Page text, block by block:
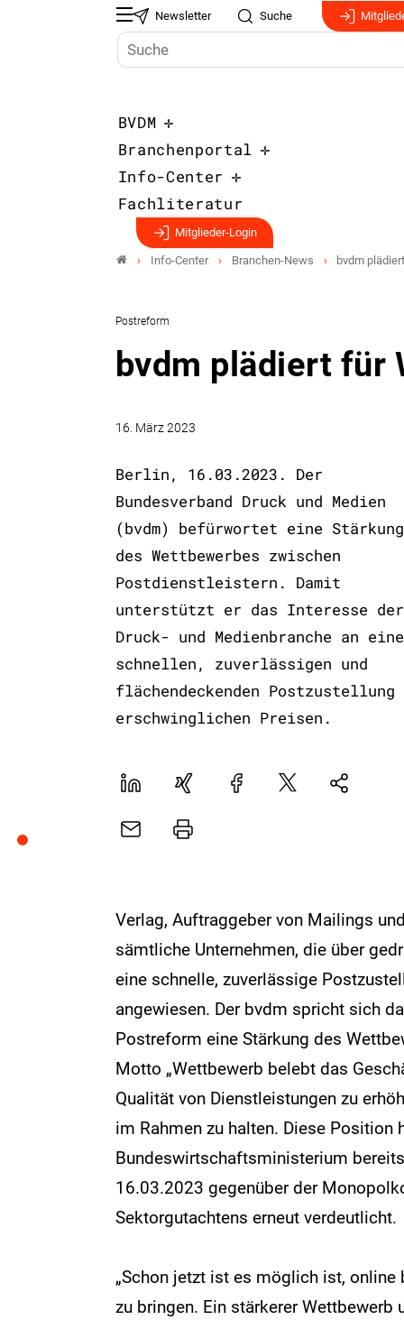
Newsletter Suche
BVDM
Branchenportal
Info-Center
Fachliteratur
Mitglieder-Login
Info-Center Branchen-News bvdm
Postreform
bvdm plädiert für
16. März 2023
Berlin, 16.03.2023. Der
Bundesverband Druck und Medien
(bvdm) befürwortet eine Stärkung
des Wettbewerbes zwischen
Postdienstleistern. Damit
unterstützt er das Interesse der
Druck- und Medienbranche an
schnellen, zuverlässigen und
flächendeckenden Postzustellung
erschwinglichen Preisen.
LinekdInXing FacebookPlattformNatives
E-
Drucker
Verlag, Auftraggeber von Mailings
sämtliche Unternehmen, die über
eine schnelle, zuverlässige
angewiesen. Der bvdm spricht sich
Postreform eine Stärkung des
Motto „Wettbewerb belebt das
Qualität von Dienstleistungen zu
im Rahmen zu halten. Diese Position
Bundeswirtschaftsministerium
16.03.2023 gegenüber der
Sektorgutachtens erneut verdeutlicht.
„Schon jetzt ist es möglich ist, online
zu bringen. Ein stärkerer